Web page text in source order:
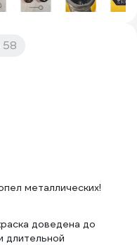
58
металлических!
доведена до
длительной